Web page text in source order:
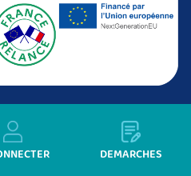
DÉMARCHES